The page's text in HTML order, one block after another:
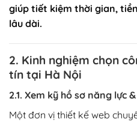
giúp tiết kiệm thời gian,
lâu dài.
2. Kinh nghiệm chọn
tín tại Hà Nội
2.1. Xem kỹ hồ sơ năng lực
Một đơn vị thiết kế web